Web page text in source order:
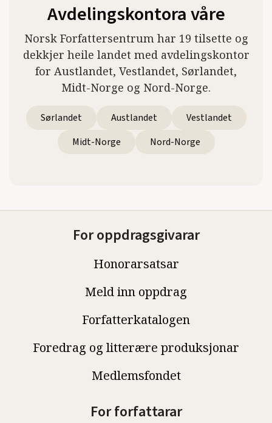
Avdelingskontora våre
Norsk Forfattersentrum har 19 tilsette og
dekkjer heile landet med avdelingskontor
for Austlandet, Vestlandet, Sørlandet,
Midt-Norge og Nord-Norge.
Sørlandet Austlandet
Vestlandet
Midt-Norge
Nord-Norge
For oppdragsgivarar
Honorarsatsar
Meld inn oppdrag
Forfatterkatalogen
Foredrag og litterære produksjonar
Medlemsfondet
For forfattarar